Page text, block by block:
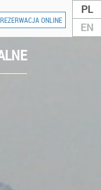
PL
EN
REZERWACJA ONLINE